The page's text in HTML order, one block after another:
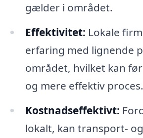
gælder i området.
Effektivitet: Lokale
erfaring med lignende
området, hvilket kan
og mere effektiv proces.
Kostnadseffektivt:
lokalt, kan transport-